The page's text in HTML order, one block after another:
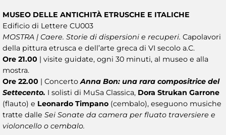
MUSEO DELLE ANTICHITÀ ETRUSCHE E ITALICHE
Edificio di Lettere CU003
MOSTRA | Caere. Storie di dispersioni e recuperi. Capolavori
della pittura etrusca e dell’arte greca di VI secolo a.C.
Ore 21.00 | visite guidate, ogni 30 minuti, al museo e alla
mostra.
Ore 22.00 | ConcertoAnna Bon: una rara compositrice del
Settecento. I solisti di MuSa Classica, Dora Strukan Garrone
(flauto) e Leonardo Timpano (cembalo), eseguono musiche
tratte dalle Sei Sonate da camera per fluato traversiere e
violoncello o cembalo.